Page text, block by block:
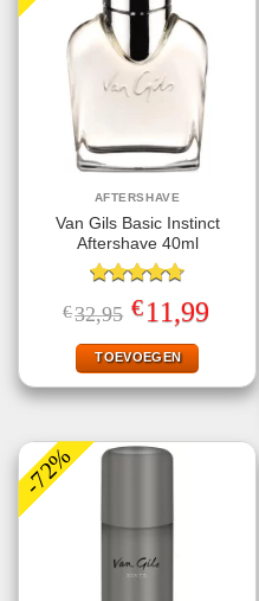
AFTERSHAVE
Van Gils Basic Instinct
Aftershave 40ml
Gewaardeerd
4.71uit 5
€32,95 Oorspronkelijke
prijs
was:
€32,95.
€11,99Huidige
prijs
TOEVOEGEN
-72%